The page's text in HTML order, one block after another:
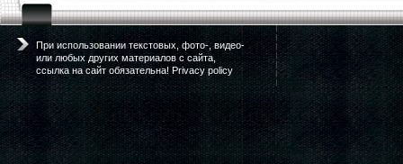
При использовании текстовых, фото-, видео-
или любых других материалов с сайта,
ссылка на сайт обязательна! Privacy policy